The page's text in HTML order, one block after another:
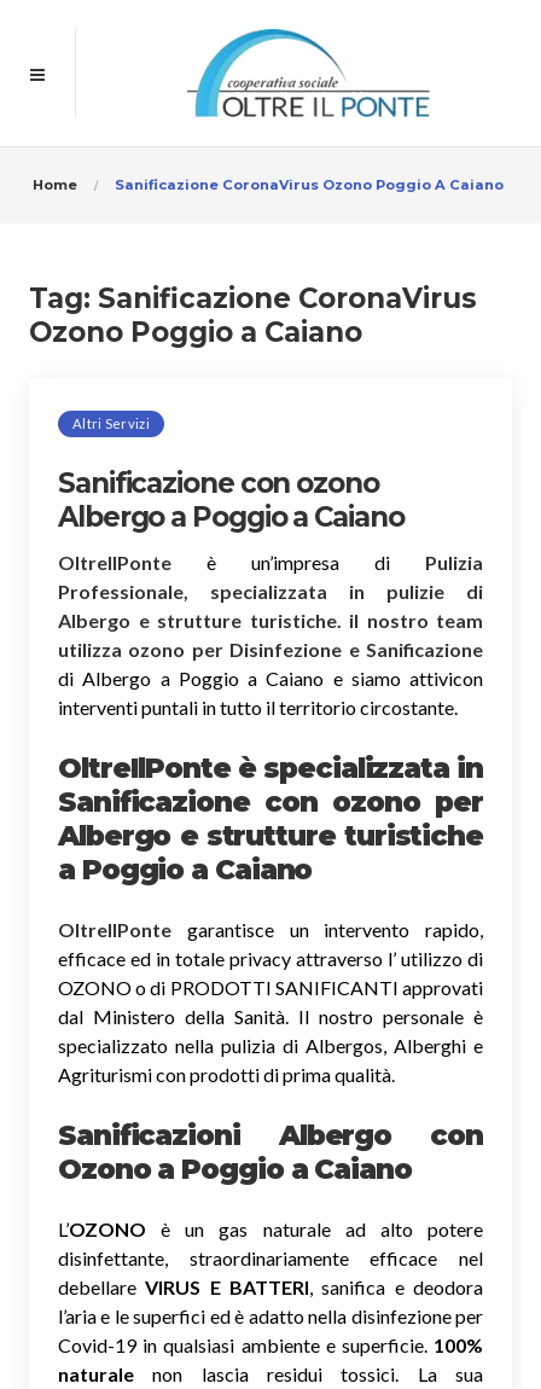
Home Sanificazione CoronaVirus Ozono Poggio A Caiano
Tag: Sanificazione CoronaVirus
Ozono Poggio a Caiano
Altri Servizi
Sanificazione con ozono
Albergo a Poggio a Caiano
OltreIlPonte è un’impresa di Pulizia
Professionale, specializzata in pulizie di
Albergo e strutture turistiche. il nostro team
utilizza ozono per Disinfezione e Sanificazione
di Albergo a Poggio a Caiano e siamo attivicon
interventi puntali in tutto il territorio circostante.
OltreIlPonte è specializzata in
Sanificazione con ozono per
Albergo e strutture turistiche
a Poggio a Caiano
OltreIlPonte garantisce un intervento rapido,
efficace ed in totale privacy attraverso l’ utilizzo di
OZONO o di PRODOTTI SANIFICANTI approvati
dal Ministero della Sanità. Il nostro personale è
specializzato nella pulizia di Albergos, Alberghi e
Agriturismi con prodotti di prima qualità.
Sanificazioni Albergo con
Ozonoa Poggio a Caiano
L’OZONO è un gas naturale ad alto potere
disinfettante, straordinariamente efficace nel
debellareVIRUS E BATTERI, sanifica e deodora
l’aria e le superfici ed è adatto nella disinfezione per
Covid-19 in qualsiasi ambiente e superficie. 100%
naturale non lascia residui tossici. La sua